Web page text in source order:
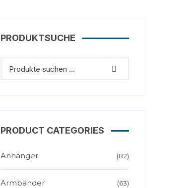
PRODUKTSUCHE
PRODUCT CATEGORIES
Anhänger (82)
Armbänder (63)